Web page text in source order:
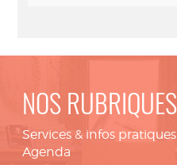
NOS RUBRIQUES
Services & infos pratiques
Agenda